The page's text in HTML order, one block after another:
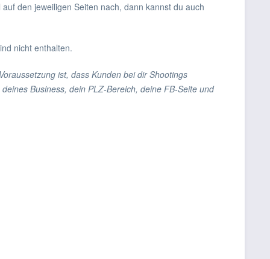
den jeweiligen Seiten nach, dann kannst du auch
nicht enthalten.
ist, dass Kunden bei dir Shootings
Business, dein PLZ-Bereich, deine FB-Seite und